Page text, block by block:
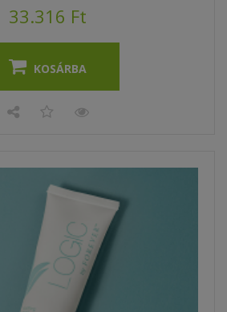
33.316 Ft
KOSÁRBA